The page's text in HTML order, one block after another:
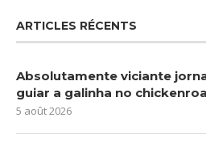
ARTICLES RÉCENTS
Absolutamente viciante
guiar a galinha no
5 août 2026